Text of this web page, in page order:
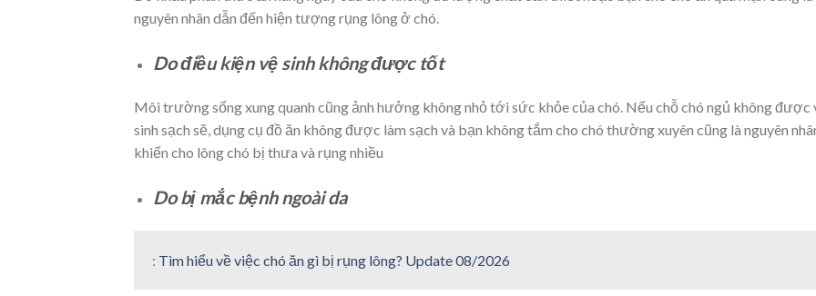
nguyên nhân dẫn đến hiện tượng rụng lông ở chó.
Do điều kiện vệ sinh không được tốt
Môi trường sống xung quanh cũng ảnh hưởng không nhỏ tới sức khỏe của chó. Nếu chỗ chó ngủ không được
sinh sạch sẽ, dụng cụ đồ ăn không được làm sạch và bạn không tắm cho chó thường xuyên cũng là nguyên
khiến cho lông chó bị thưa và rụng nhiều
Do bị mắc bệnh ngoài da
: Tìm hiểu về việc chó ăn gì bị rụng lông? Update 08/2026